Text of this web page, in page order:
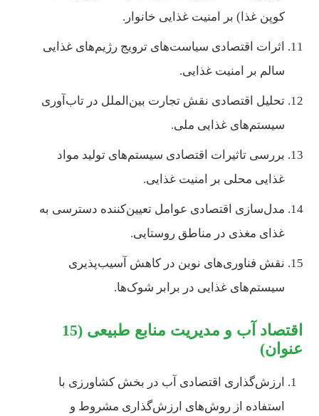
کوپن غذا) بر امنیت غذایی خانوار.
اثرات اقتصادی سیاست‌های ترویج رژیم‌های غذایی
سالم بر امنیت غذایی.
تحلیل اقتصادی نقش تجارت بین‌الملل در تاب‌آوری
سیستم‌های غذایی ملی.
بررسی تاثیرات اقتصادی سیستم‌های تولید مواد
غذایی محلی بر امنیت غذایی.
مدل‌سازی اقتصادی عوامل تعیین‌کننده دسترسی به
غذای مغذی در مناطق روستایی.
نقش فناوری‌های نوین در کاهش آسیب‌پذیری
سیستم‌های غذایی در برابر شوک‌ها.
اقتصاد آب و مدیریت منابع طبیعی (15
عنوان)
ارزش‌گذاری اقتصادی آب در بخش کشاورزی با
استفاده از روش‌های ارزش‌گذاری مشروط و